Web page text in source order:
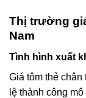
Thị trường
Nam
Tình hình xuất
Giá tôm thẻ
lệ thành công